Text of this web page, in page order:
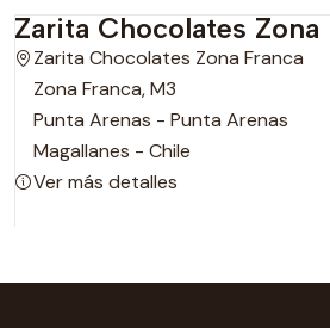
Zarita Chocolates Zona
Zarita Chocolates Zona Franca
Zona Franca, M3
Punta Arenas - Punta Arenas
Magallanes - Chile
Ver más detalles